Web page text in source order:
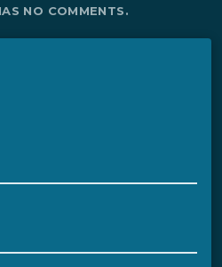
NO COMMENTS.